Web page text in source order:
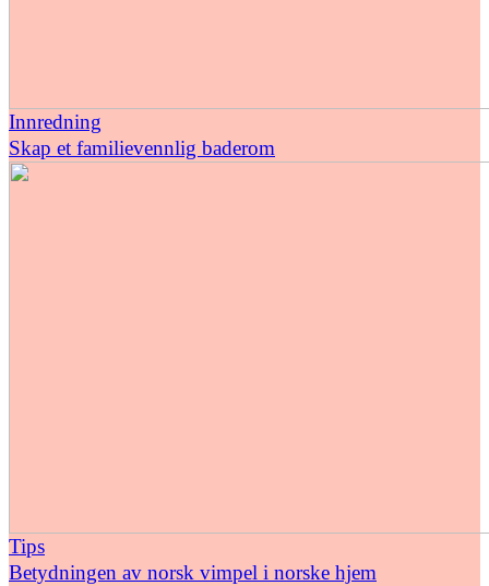
Innredning
Skap et familievennlig baderom
Tips
Betydningen av norsk vimpel i norske hjem